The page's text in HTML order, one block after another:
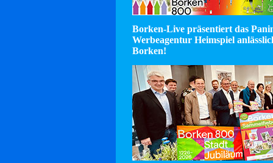
Borken-Live präsentiert das
Werbeagentur Heimspiel
Borken!